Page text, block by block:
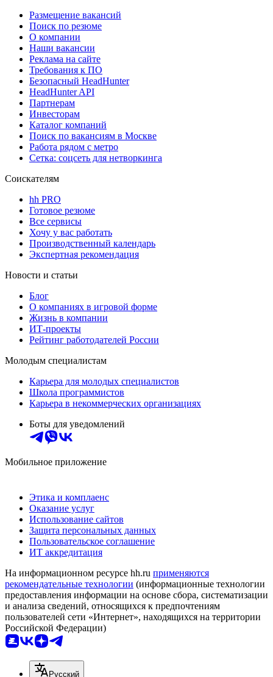
Размещение вакансий
Поиск по резюме
О компании
Наши вакансии
Реклама на сайте
Требования к ПО
Безопасный HeadHunter
HeadHunter API
Партнерам
Инвесторам
Каталог компаний
Поиск по вакансиям в Москве
Работа рядом с метро
Сетка: соцсеть для нетворкинга
Соискателям
hh PRO
Готовое резюме
Все сервисы
Хочу у вас работать
Производственный календарь
Экспертная рекомендация
Новости и статьи
Блог
О компаниях в игровой форме
Жизнь в компании
ИТ-проекты
Рейтинг работодателей России
Молодым специалистам
Карьера для молодых специалистов
Школа программистов
Карьера в некоммерческих организациях
Боты для уведомлений
Мобильное приложение
Этика и комплаенс
Оказание услуг
Использование сайтов
Защита персональных данных
Пользовательское соглашение
ИТ аккредитация
На информационном ресурсе hh.ru применяются
рекомендательные технологии (информационные технологии
предоставления информации на основе сбора, систематизации
и анализа сведений, относящихся к предпочтениям
пользователей сети «Интернет», находящихся на территории
Российской Федерации)
Русский